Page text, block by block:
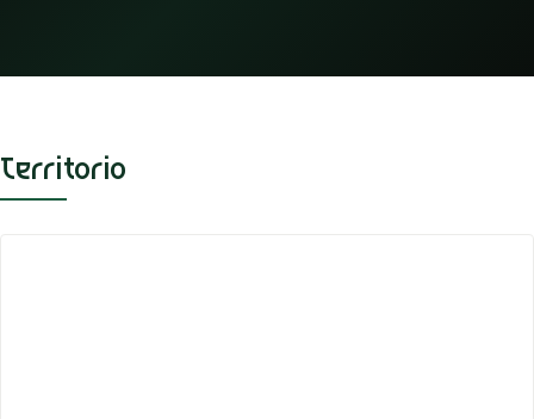
Territorio